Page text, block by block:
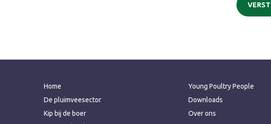
Home
De pluimveesector
Kip bij de boer
Young Poultry People
Downloads
Over ons